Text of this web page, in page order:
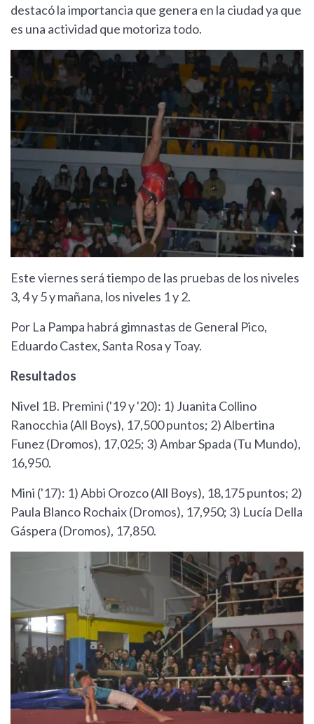
destacó la importancia que genera en la ciudad ya que
es una actividad que motoriza todo.
Este viernes será tiempo de las pruebas de los niveles
3, 4 y 5 y mañana, los niveles 1 y 2.
Por La Pampa habrá gimnastas de General Pico,
Eduardo Castex, Santa Rosa y Toay.
Resultados
Nivel 1B. Premini ('19 y '20): 1) Juanita Collino
Ranocchia (All Boys), 17,500 puntos; 2) Albertina
Funez (Dromos), 17,025; 3) Ambar Spada (Tu Mundo),
16,950.
Mini ('17): 1) Abbi Orozco (All Boys), 18,175 puntos; 2)
Paula Blanco Rochaix (Dromos), 17,950; 3) Lucía Della
Gáspera (Dromos), 17,850.